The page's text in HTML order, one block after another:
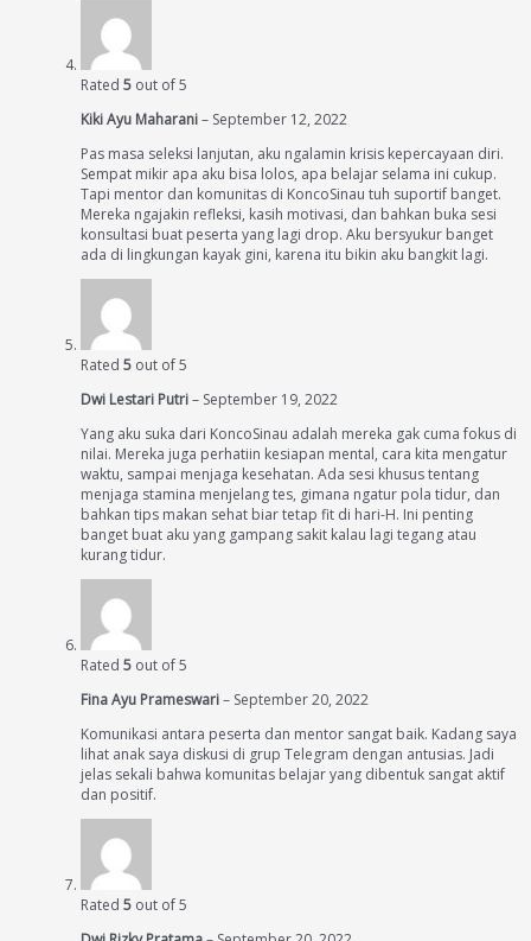
Rated 5 out of 5
Kiki Ayu Maharani– September 12, 2022
Pas masa seleksi lanjutan, aku ngalamin krisis kepercayaan diri.
Sempat mikir apa aku bisa lolos, apa belajar selama ini cukup.
Tapi mentor dan komunitas di KoncoSinau tuh suportif banget.
Mereka ngajakin refleksi, kasih motivasi, dan bahkan buka sesi
konsultasi buat peserta yang lagi drop. Aku bersyukur banget
ada di lingkungan kayak gini, karena itu bikin aku bangkit lagi.
Rated 5 out of 5
Dwi Lestari Putri– September 19, 2022
Yang aku suka dari KoncoSinau adalah mereka gak cuma fokus di
nilai. Mereka juga perhatiin kesiapan mental, cara kita mengatur
waktu, sampai menjaga kesehatan. Ada sesi khusus tentang
menjaga stamina menjelang tes, gimana ngatur pola tidur, dan
bahkan tips makan sehat biar tetap fit di hari-H. Ini penting
banget buat aku yang gampang sakit kalau lagi tegang atau
kurang tidur.
Rated 5 out of 5
Fina Ayu Prameswari– September 20, 2022
Komunikasi antara peserta dan mentor sangat baik. Kadang saya
lihat anak saya diskusi di grup Telegram dengan antusias. Jadi
jelas sekali bahwa komunitas belajar yang dibentuk sangat aktif
dan positif.
Rated 5 out of 5